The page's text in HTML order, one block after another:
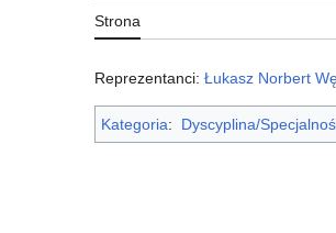
Strona
Reprezentanci: Łukasz Norbert
Kategoria: Dyscyplina/